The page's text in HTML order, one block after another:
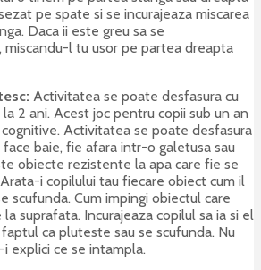
pe spate si se incurajeaza miscarea
Daca ii este greu sa se
miscandu-l tu usor pe partea dreapta
Activitatea se poate desfasura cu
2 ani. Acest joc pentru copii sub un an
Activitatea se poate desfasura
baie, fie afara intr-o galetusa sau
obiecte rezistente la apa care fie se
i copilului tau fiecare obiect cum il
scufunda. Cum impingi obiectul care
suprafata. Incurajeaza copilul sa ia si el
ca pluteste sau se scufunda. Nu
explici ce se intampla.